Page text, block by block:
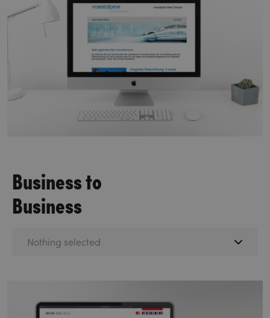
Business to
Business
Nothing selected